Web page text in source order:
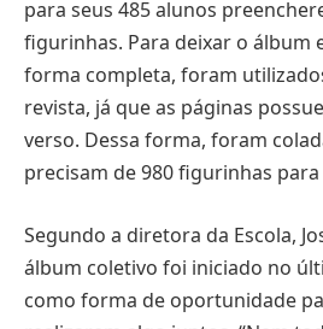
para seus 485 alunos
figurinhas. Para deixar o álbum
forma completa, foram
revista, já que as páginas
verso. Dessa forma, foram
precisam de 980 figurinhas
Segundo a diretora da Escola,
álbum coletivo foi iniciado no
como forma de oportunidade